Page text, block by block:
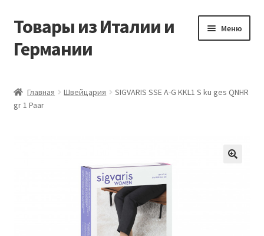
Перейти
навигации
Перейти
содержимому
Товары из Италии и
Германии
Меню
Виды доставки
Главная Швейцария
SIGVARIS SSE A-G KKL1 S ku ges QNHR
gr 1 Paar